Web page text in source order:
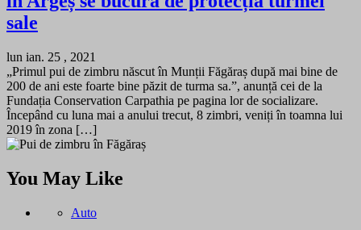
sale
lun ian. 25 , 2021
„Primul pui de zimbru născut în Munții Făgăraș după mai bine de
200 de ani este foarte bine păzit de turma sa.”, anunță cei de la
Fundația Conservation Carpathia pe pagina lor de socializare.
Începând cu luna mai a anului trecut, 8 zimbri, veniți în toamna lui
2019 în zona […]
You May Like
Auto